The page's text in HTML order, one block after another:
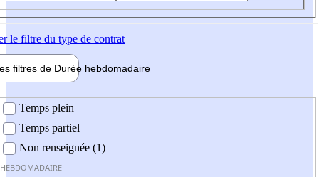
le filtre du type de contrat
filtres de Durée hebdomadaire
Temps plein
Temps partiel
Non renseignée (1)